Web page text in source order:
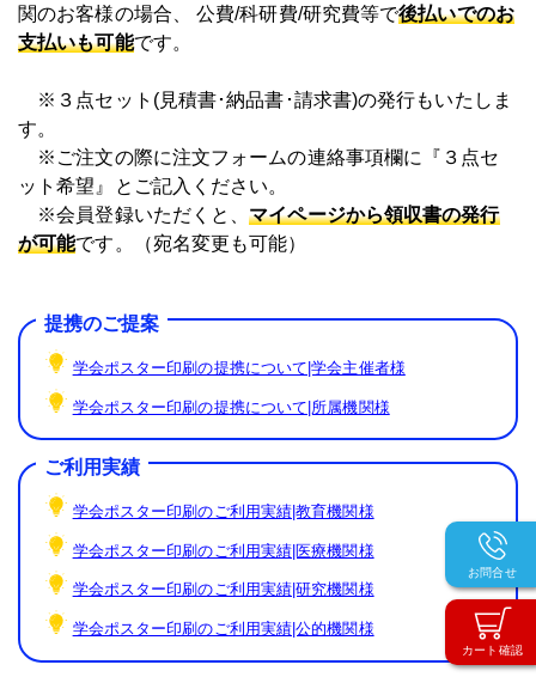
カート確認
お問合せ
関のお客様の場合、 公費/科研費/研究費等で後払いでのお
支払いも可能です。
※３点セット(見積書･納品書･請求書)の発行もいたしま
す。
※ご注文の際に注文フォームの連絡事項欄に『３点セ
ット希望』とご記入ください。
※会員登録いただくと、マイページから領収書の発行
が可能です。（宛名変更も可能）
提携のご提案
学会ポスター印刷の提携について|学会主催者様
学会ポスター印刷の提携について|所属機関様
ご利用実績
学会ポスター印刷のご利用実績|教育機関様
学会ポスター印刷のご利用実績|医療機関様
学会ポスター印刷のご利用実績|研究機関様
学会ポスター印刷のご利用実績|公的機関様